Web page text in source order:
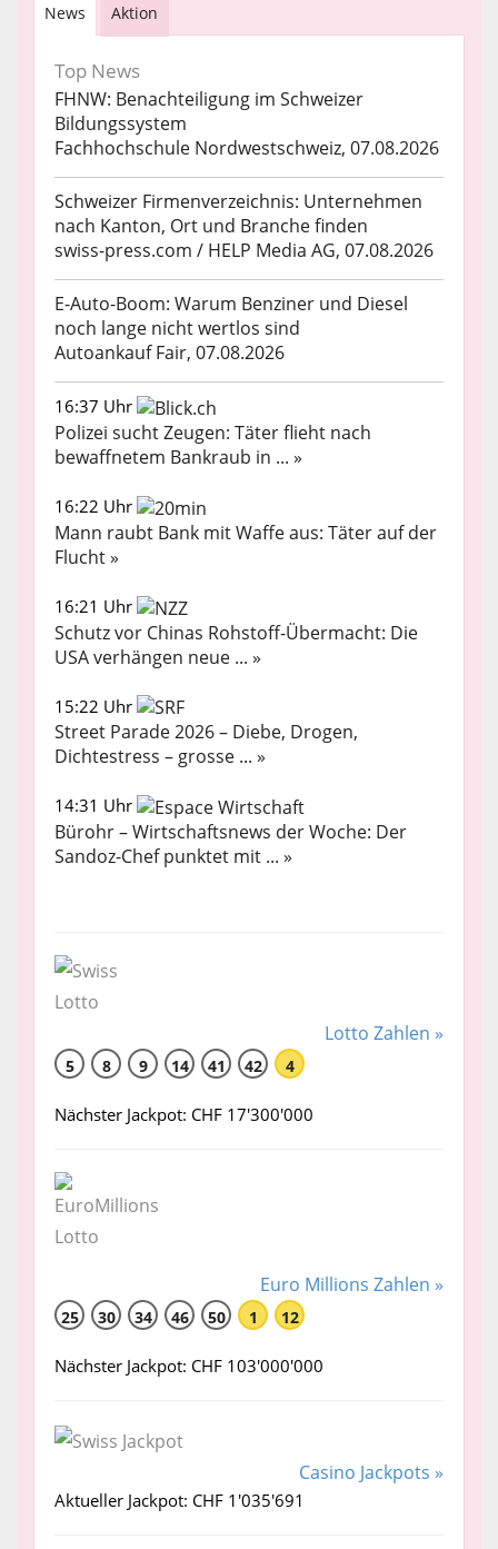
News Aktion
Top News
FHNW: Benachteiligung im Schweizer
Bildungssystem
Fachhochschule Nordwestschweiz, 07.08.2026
Schweizer Firmenverzeichnis: Unternehmen
nach Kanton, Ort und Branche finden
swiss-press.com / HELP Media AG, 07.08.2026
E-Auto-Boom: Warum Benziner und Diesel
noch lange nicht wertlos sind
Autoankauf Fair, 07.08.2026
16:37 Uhr
Polizei sucht Zeugen: Täter flieht nach
bewaffnetem Bankraub in ... »
16:22 Uhr
Mann raubt Bank mit Waffe aus: Täter auf der
Flucht »
16:21 Uhr
Schutz vor Chinas Rohstoff-Übermacht: Die
USA verhängen neue ... »
15:22 Uhr
Street Parade 2026 – Diebe, Drogen,
Dichtestress – grosse ... »
14:31 Uhr
Bürohr – Wirtschaftsnews der Woche: Der
Sandoz-Chef punktet mit ... »
Lotto Zahlen »
5 8 9 14 41 42 4
Nächster Jackpot: CHF 17'300'000
Euro Millions Zahlen »
25 30 34 46 50 1 12
Nächster Jackpot: CHF 103'000'000
Casino Jackpots »
Aktueller Jackpot: CHF 1'035'691